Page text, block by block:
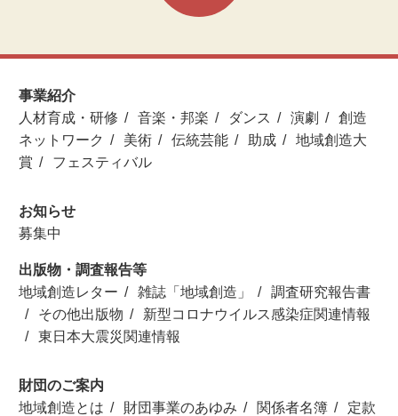
事業紹介
人材育成・研修
音楽・邦楽 ダンス 演劇
創造
ネットワーク
美術 伝統芸能 助成
地域創造大
賞
フェスティバル
お知らせ
募集中
出版物・調査報告等
地域創造レター
雑誌「地域創造」
調査研究報告書
その他出版物
新型コロナウイルス感染症関連情報
東日本大震災関連情報
財団のご案内
地域創造とは
財団事業のあゆみ 関係者名簿
定款